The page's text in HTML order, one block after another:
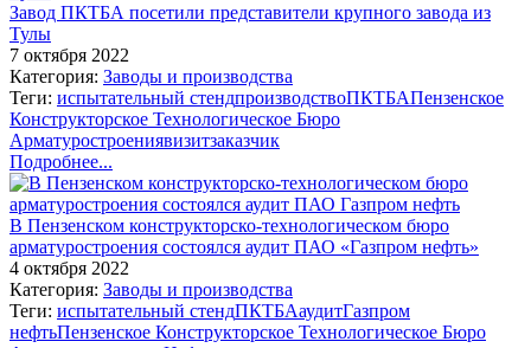
Завод ПКТБА посетили представители крупного завода из
Тулы
7 октября 2022
Категория: Заводы и производства
Теги: испытательный стендпроизводствоПКТБАПензенское
Конструкторское Технологическое Бюро
Арматуростроениявизитзаказчик
Подробнее...
В Пензенском конструкторско-технологическом бюро
арматуростроения состоялся аудит ПАО «Газпром нефть»
4 октября 2022
Категория: Заводы и производства
Теги: испытательный стендПКТБАаудитГазпром
нефтьПензенское Конструкторское Технологическое Бюро